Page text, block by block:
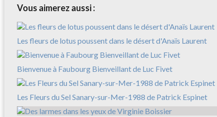
Vous aimerez aussi :
Les fleurs de lotus poussent dans le désert d'Anaïs Laurent
Bienvenue à Faubourg Bienveillant de Luc Fivet
Les Fleurs du Sel Sanary-sur-Mer-1988 de Patrick Espinet